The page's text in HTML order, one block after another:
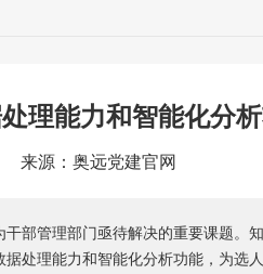
理能力和智能化分
来源：奥远党建官网
部管理部门亟待解决的重要课题。
处理能力和智能化分析功能，为选